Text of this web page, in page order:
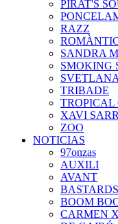
PIRAT'S
RAZZ
SANDRA
SMOKING
SVETLANA
TRIBADE
XAVI
ZOO
NOTICIAS
97onzas
AUXILI
AVANT
BASTARDS
BOOM
CARMEN